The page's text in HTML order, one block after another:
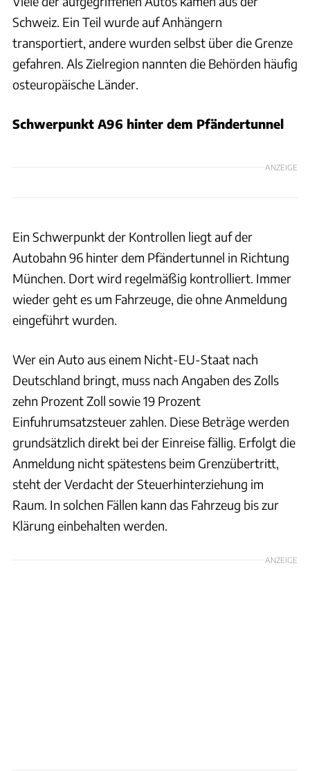
Schweiz. Ein Teil wurde auf Anhängern
transportiert, andere wurden selbst über die Grenze
gefahren. Als Zielregion nannten die Behörden häufig
osteuropäische Länder.
Schwerpunkt A96 hinter dem Pfändertunnel
ANZEIGE
Ein Schwerpunkt der Kontrollen liegt auf der
Autobahn 96 hinter dem Pfändertunnel in Richtung
München. Dort wird regelmäßig kontrolliert. Immer
wieder geht es um Fahrzeuge, die ohne Anmeldung
eingeführt wurden.
Wer ein Auto aus einem Nicht-EU-Staat nach
Deutschland bringt, muss nach Angaben des Zolls
zehn Prozent Zoll sowie 19 Prozent
Einfuhrumsatzsteuer zahlen. Diese Beträge werden
grundsätzlich direkt bei der Einreise fällig. Erfolgt die
Anmeldung nicht spätestens beim Grenzübertritt,
steht der Verdacht der Steuerhinterziehung im
Raum. In solchen Fällen kann das Fahrzeug bis zur
Klärung einbehalten werden.
ANZEIGE